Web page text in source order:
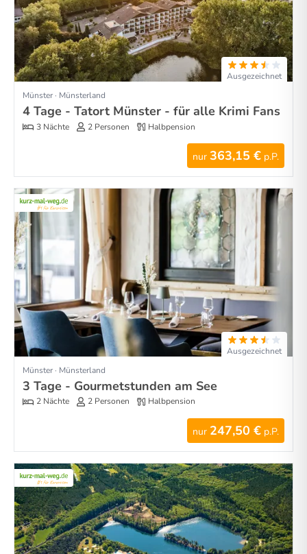
Ausgezeichnet
Münster · Münsterland
4 Tage - Tatort Münster - für alle Krimi Fans
3 Nächte 2 Personen Halbpension
nur 363,15 € p.P.
Ausgezeichnet
Münster · Münsterland
3 Tage - Gourmetstunden am See
2 Nächte 2 Personen Halbpension
nur 247,50 € p.P.